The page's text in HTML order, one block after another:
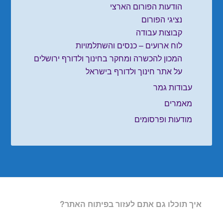
הודעות הפורום הארצי
נציגי הפורום
קבוצות עבודה
לוח ארועים – כנסים והשתלמויות
המכון להכשרה ומחקר בחינוך ולדורף ירושלים
על אתר חינוך ולדורף בישראל
עבודות גמר
מאמרים
מודעות ופרסומים
איך תוכלו גם אתם לעזור בפיתוח האתר?